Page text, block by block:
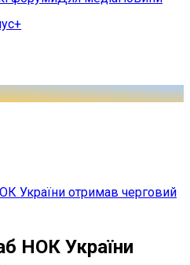
України отримав черговий
НОК України